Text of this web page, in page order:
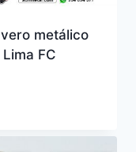
metálico
Lima FC